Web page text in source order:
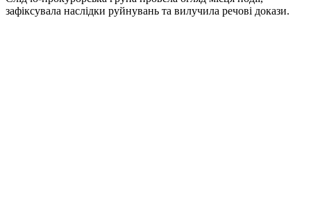
зафіксувала наслідки руйнувань та вилучила речові докази.